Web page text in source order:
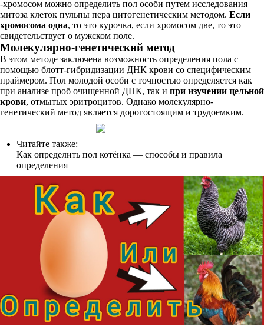
-хромосом можно определить пол особи путем исследования
митоза клеток пульпы пера цитогенетическим методом. Если
хромосома одна, то это курочка, если хромосом две, то это
свидетельствует о мужском поле.
Молекулярно-генетический метод
В этом методе заключена возможность определения пола с
помощью блотт-гибридизации ДНК крови со специфическим
праймером. Пол молодой особи с точностью определяется как
при анализе проб очищенной ДНК, так и при изучении цельной
крови, отмытых эритроцитов. Однако молекулярно-
генетический метод является дорогостоящим и трудоемким.
Читайте также:
Как определить пол котёнка — способы и правила
определения